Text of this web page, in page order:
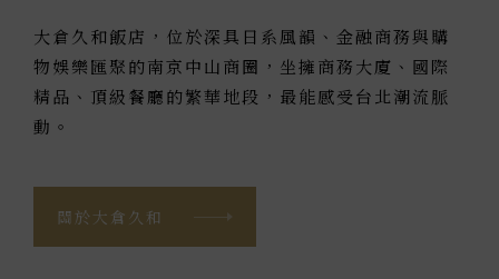
大倉久和飯店，位於深具日系風韻、金融商務與購
物娛樂匯聚的南京中山商圈，坐擁商務大廈、國際
精品、頂級餐廳的繁華地段，最能感受台北潮流脈
動。
關於大倉久和